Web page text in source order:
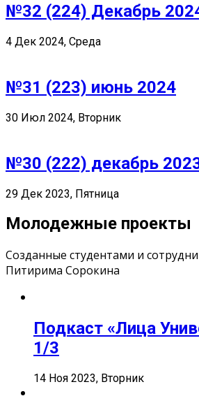
№32 (224) Декабрь
4 Дек 2024, Среда
№31 (223) июнь 2024
30 Июл 2024, Вторник
№30 (222) декабрь
29 Дек 2023, Пятница
Молодежные проекты
Созданные студентами и
Питирима Сорокина
Подкаст «Лица
1/3
14 Ноя 2023, Вторник